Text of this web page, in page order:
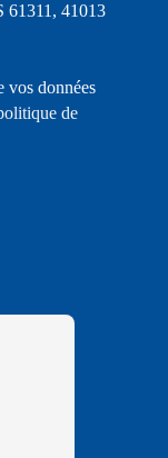
61311, 41013
vos données
de